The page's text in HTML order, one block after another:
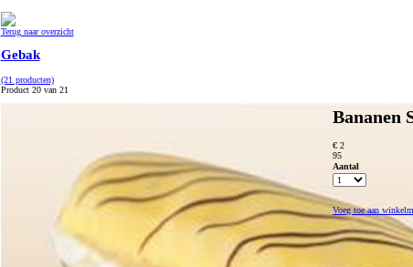
Terug naar overzicht
Gebak
(21 producten)
Product 20 van 21
Bananen
€ 2
95
Aantal
Voeg toe aan